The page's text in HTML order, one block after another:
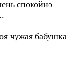
спокойно
чужая бабушка